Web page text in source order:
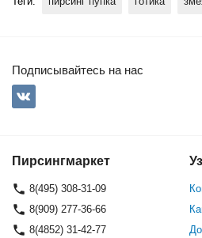
Подписывайтесь на нас
Пирсингмаркет
8(495) 308-31-09
8(909) 277-36-66
8(4852) 31-42-77